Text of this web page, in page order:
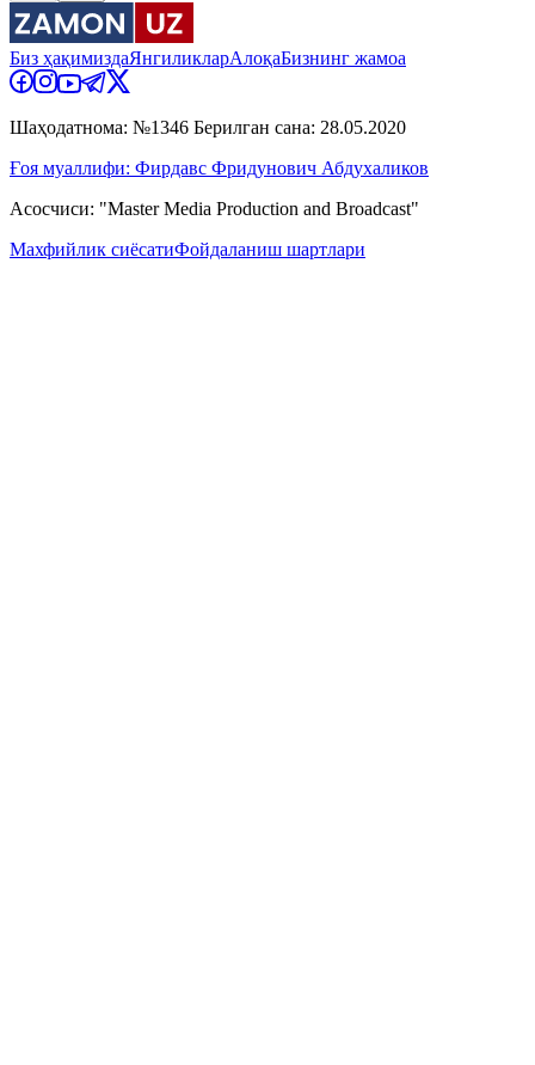
Биз ҳақимиздаЯнгиликларАлоқаБизнинг жамоа
Шаҳодатнома: №1346 Берилган сана: 28.05.2020
Ғоя муаллифи: Фирдавс Фридунович Абдухаликов
Асосчиси: "Master Media Production and Broadcast"
Махфийлик сиёсатиФойдаланиш шартлари